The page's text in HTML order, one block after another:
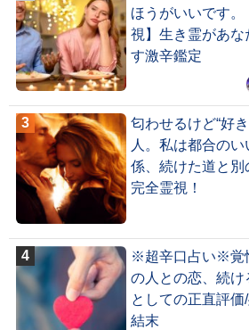
ほうがいいです
視】生き霊があな
す激辛鑑定
匂わせるけど“好
人。私は都合の
係、続けた道と
完全霊視！
※超辛口占い※覚
の人との恋、続
としての正直評
結末